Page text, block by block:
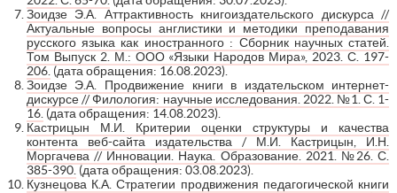
Зоидзе Э.А. Аттрактивность книгоиздательского дискурса //
Актуальные вопросы англистики и методики преподавания
русского языка как иностранного : Сборник научных статей.
Том Выпуск 2. М.: ООО «Языки Народов Мира», 2023. С. 197-
206.(дата обращения: 16.08.2023).
Зоидзе Э.А. Продвижение книги в издательском интернет-
дискурсе // Филология: научные исследования. 2022. №1. С. 1-
16.(дата обращения: 14.08.2023).
Кастрицын М.И. Критерии оценки структуры и качества
контента веб-сайта издательства / М.И. Кастрицын, И.Н.
Моргачева // Инновации. Наука. Образование. 2021. №26. С.
385-390.(дата обращения: 03.08.2023).
Кузнецова К.А. Стратегии продвижения педагогической книги